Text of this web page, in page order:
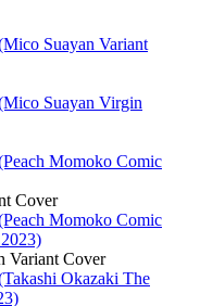
Cover
Variant Cover